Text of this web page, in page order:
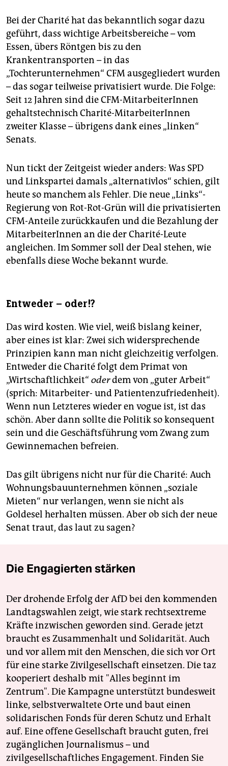
Bei der Charité hat das bekanntlich sogar dazu
geführt, dass wichtige Arbeitsbereiche – vom
Essen, übers Röntgen bis zu den
Krankentransporten – in das
„Tochterunternehmen“ CFM ausgegliedert wurden
– das sogar teilweise privatisiert wurde. Die Folge:
Seit 12 Jahren sind die CFM-MitarbeiterInnen
gehaltstechnisch Charité-MitarbeiterInnen
zweiter Klasse – übrigens dank eines „linken“
Senats.
Nun tickt der Zeitgeist wieder anders: Was SPD
und Linkspartei damals „alternativlos“ schien, gilt
heute so manchem als Fehler. Die neue „Links“-
Regierung von Rot-Rot-Grün will die privatisierten
CFM-Anteile zurückkaufen und die Bezahlung der
MitarbeiterInnen an die der Charité-Leute
angleichen. Im Sommer soll der Deal stehen, wie
ebenfalls diese Woche bekannt wurde.
Entweder – oder!?
Das wird kosten. Wie viel, weiß bislang keiner,
aber eines ist klar: Zwei sich widersprechende
Prinzipien kann man nicht gleichzeitig verfolgen.
Entweder die Charité folgt dem Primat von
„Wirtschaftlichkeit“ oderdem von „guter Arbeit“
(sprich: Mitarbeiter- und Patientenzufriedenheit).
Wenn nun Letzteres wieder en vogue ist, ist das
schön. Aber dann sollte die Politik so konsequent
sein und die Geschäftsführung vom Zwang zum
Gewinnemachen befreien.
Das gilt übrigens nicht nur für die Charité: Auch
Wohnungsbauunternehmen können „soziale
Mieten“ nur verlangen, wenn sie nicht als
Goldesel herhalten müssen. Aber ob sich der neue
Senat traut, das laut zu sagen?
Die Engagierten stärken
Der drohende Erfolg der AfD bei den kommenden
Landtagswahlen zeigt, wie stark rechtsextreme
Kräfte inzwischen geworden sind. Gerade jetzt
braucht es Zusammenhalt und Solidarität. Auch
und vor allem mit den Menschen, die sich vor Ort
für eine starke Zivilgesellschaft einsetzen. Die taz
kooperiert deshalb mit "Alles beginnt im
Zentrum". Die Kampagne unterstützt bundesweit
linke, selbstverwaltete Orte und baut einen
solidarischen Fonds für deren Schutz und Erhalt
auf. Eine offene Gesellschaft braucht guten, frei
zugänglichen Journalismus – und
zivilgesellschaftliches Engagement. Finden Sie